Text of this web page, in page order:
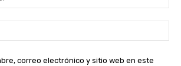
correo electrónico y sitio web en este